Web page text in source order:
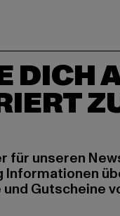
DICH
für unseren
Gutscheine